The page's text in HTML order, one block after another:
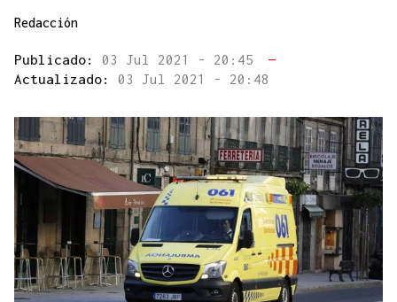
Redacción
Publicado: 03 Jul 2021 - 20:45
—
Actualizado: 03 Jul 2021 - 20:48